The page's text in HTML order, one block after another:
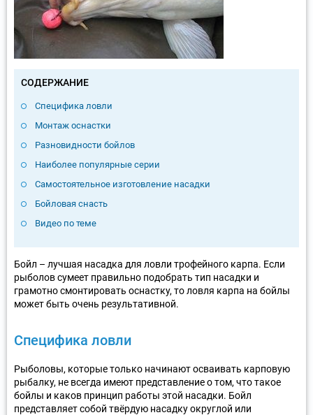
СОДЕРЖАНИЕ
Специфика ловли
Монтаж оснастки
Разновидности бойлов
Наиболее популярные серии
Самостоятельное изготовление насадки
Бойловая снасть
Видео по теме
Бойл – лучшая насадка для ловли трофейного карпа. Если
рыболов сумеет правильно подобрать тип насадки и
грамотно смонтировать оснастку, то ловля карпа на бойлы
может быть очень результативной.
Специфика ловли
Рыболовы, которые только начинают осваивать карповую
рыбалку, не всегда имеют представление о том, что такое
бойлы и каков принцип работы этой насадки. Бойл
представляет собой твёрдую насадку округлой или